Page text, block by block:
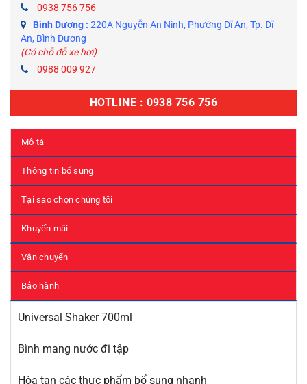
0938 756 756
Bình Dương : 220A Nguyễn An Ninh, Phường Dĩ An, Tp. Dĩ
An, Bình Dương
(Có chỗ đỗ xe hơi)
0988 009 927
HOTLINE : 0938 756 756
Mô tả
Thông tin bổ sung
Tại sao chọn chúng tôi
Khuyến mãi
Vận chuyển
Bảo hành
Universal Shaker 700ml
Bình mang nước đi tập
Hòa tan các thực phẩm bổ sung nhanh